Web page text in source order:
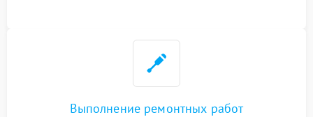
Выполнение ремонтных работ